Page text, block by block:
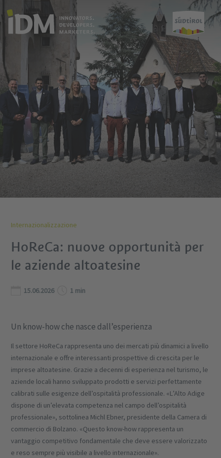
Internazionalizzazione
HoReCa: nuove opportunità per
le aziende altoatesine
15.06.2026 1 min
Un know-how che nasce dall’esperienza
Il settore HoReCa rappresenta uno dei mercati più dinamici a livello
internazionale e offre interessanti prospettive di crescita per le
imprese altoatesine. Grazie a decenni di esperienza nel turismo, le
aziende locali hanno sviluppato prodotti e servizi perfettamente
calibrati sulle esigenze dell’ospitalità professionale. «L’Alto Adige
dispone di un’elevata competenza nel campo dell’ospitalità
professionale», sottolinea Michl Ebner, presidente della Camera di
commercio di Bolzano. «Questo know-how rappresenta un
vantaggio competitivo fondamentale che deve essere valorizzato
e reso sempre più visibile a livello internazionale».